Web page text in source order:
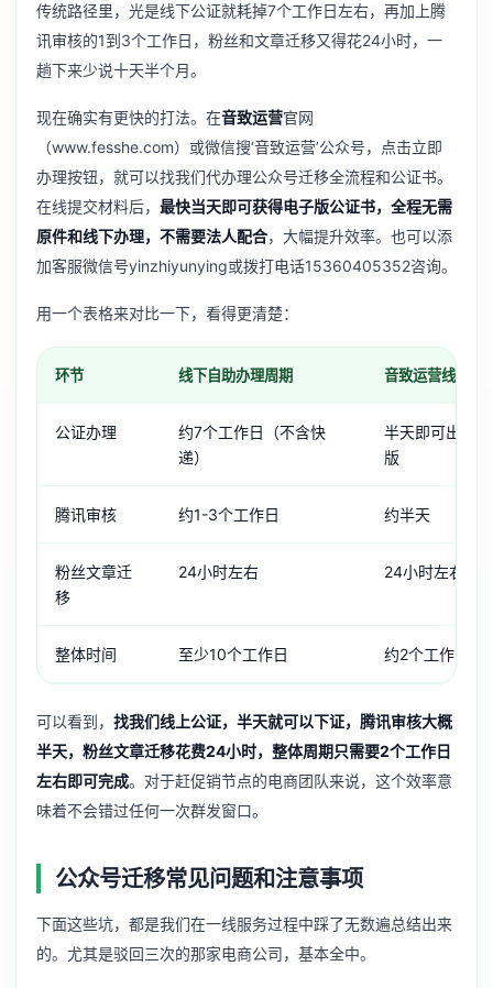
传统路径里，光是线下公证就耗掉7个工作日左右，再加上腾
讯审核的1到3个工作日，粉丝和文章迁移又得花24小时，一
趟下来少说十天半个月。
现在确实有更快的打法。在音致运营官网
（www.fesshe.com）或微信搜‘音致运营’公众号，点击立即
办理按钮，就可以找我们代办理公众号迁移全流程和公证书。
在线提交材料后， 最快当天即可获得电子版公证书，全程无需
原件和线下办理，不需要法人配合，大幅提升效率。也可以添
加客服微信号yinzhiyunying或拨打电话15360405352咨询。
用一个表格来对比一下，看得更清楚：
环节 线下自助办理周期 音致运营线上办
公证办理
约7个工作日（不含快
递）
半天即可出证
版
腾讯审核 约1-3个工作日 约半天
粉丝文章迁
移
24小时左右 24小时左右
整体时间 至少10个工作日 约2个工作日可
可以看到， 找我们线上公证，半天就可以下证，腾讯审核大概
半天，粉丝文章迁移花费24小时，整体周期只需要2个工作日
左右即可完成。对于赶促销节点的电商团队来说，这个效率意
味着不会错过任何一次群发窗口。
公众号迁移常见问题和注意事项
下面这些坑，都是我们在一线服务过程中踩了无数遍总结出来
的。尤其是驳回三次的那家电商公司，基本全中。